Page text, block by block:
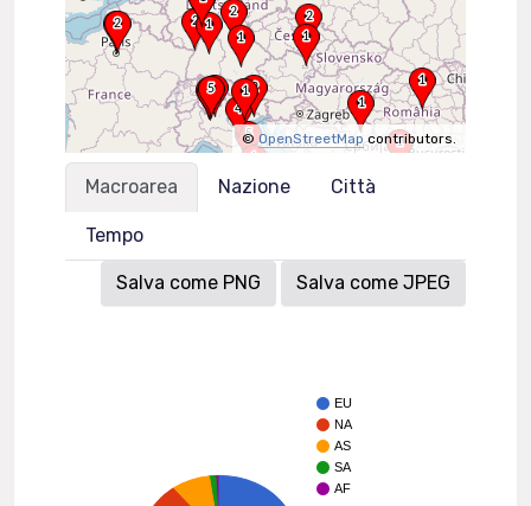
©OpenStreetMapcontributors.
Macroarea Nazione Città
Tempo
Salva come PNG Salva come JPEG
EU
NA
AS
SA
AF